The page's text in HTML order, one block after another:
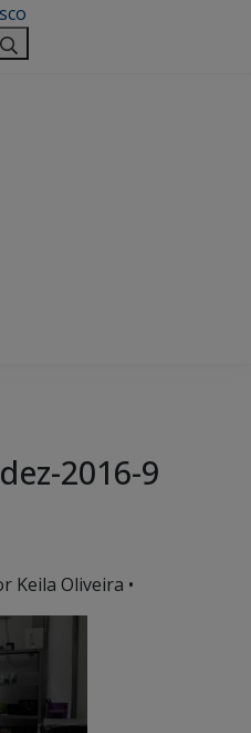
2016-9
Keila Oliveira •